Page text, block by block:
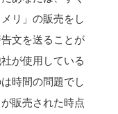
リ」の販売をし
文を送ることが
が使用している
時間の問題でし
販売された時点